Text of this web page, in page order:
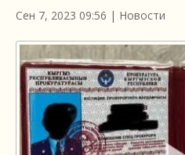
Сен 7, 2023 09:56 | Новости